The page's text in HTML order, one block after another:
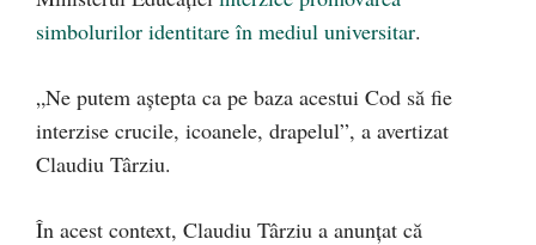
simbolurilor identitare în mediul universitar.
„Ne putem aștepta ca pe baza acestui Cod să fie
interzise crucile, icoanele, drapelul”, a avertizat
Claudiu Târziu.
În acest context, Claudiu Târziu a anunțat că